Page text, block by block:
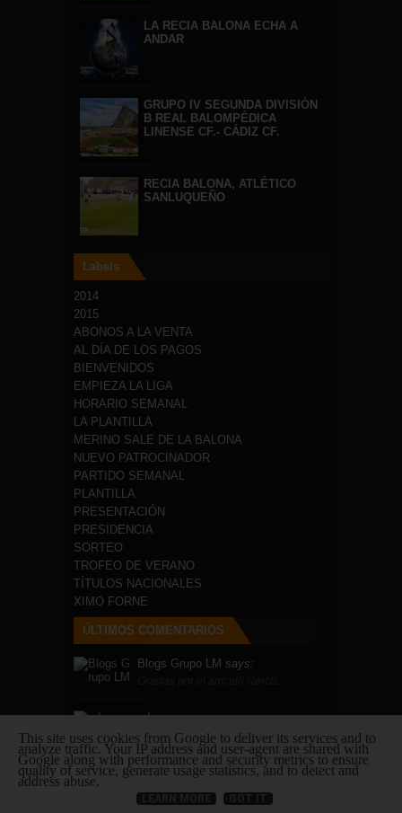
LA RECIA BALONA ECHA A
ANDAR
GRUPO IV SEGUNDA DIVISIÓN
B REAL BALOMPÉDICA
LINENSE CF.- CÁDIZ CF.
RECIA BALONA, ATLÉTICO
SANLUQUEÑO
Labels
2014
2015
ABONOS A LA VENTA
AL DÍA DE LOS PAGOS
BIENVENIDOS
EMPIEZA LA LIGA
HORARIO SEMANAL
LA PLANTILLA
MERINO SALE DE LA BALONA
NUEVO PATROCINADOR
PARTIDO SEMANAL
PLANTILLA
PRESENTACIÓN
PRESIDENCIA
SORTEO
TROFEO DE VERANO
TÍTULOS NACIONALES
XIMO FORNE
ÚLTIMOS COMENTARIOS
Blogs Grupo LM says:
edmunyamanesays:
Wynn Palace - Jeux Hotel and C…
Melaniesays:
Once you sign an individual gu…
This site uses cookies from Google to deliver its services and to
analyze traffic. Your IP address and user-agent are shared with
Google along with performance and security metrics to ensure
quality of service, generate usage statistics, and to detect and
address abuse.